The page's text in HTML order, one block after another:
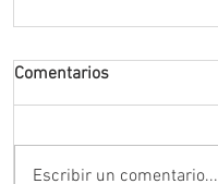
Comentarios
Escribir un comentario...